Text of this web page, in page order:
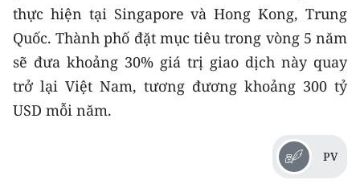
Media Chính trị
Media Kinh tế
Media Văn hóa
thực hiện tại Singapore và Hong Kong, Trung
Quốc. Thành phố đặt mục tiêu trong vòng 5 năm
sẽ đưa khoảng 30% giá trị giao dịch này quay
trở lại Việt Nam, tương đương khoảng 300 tỷ
USD mỗi năm.
PV